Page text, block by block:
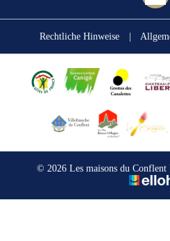
Rechtliche Hinweise |
© 2026 Les maisons du Conflent